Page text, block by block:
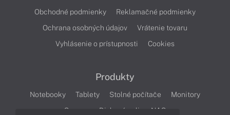
Obchodné podmienky
Reklamačné podmienky
Ochrana osobných údajov
Vrátenie tovaru
Vyhlásenie o prístupnosti
Cookies
Produkty
Notebooky Tablety Stolné počítače
Monitory
Servery
Diskové polia a NAS